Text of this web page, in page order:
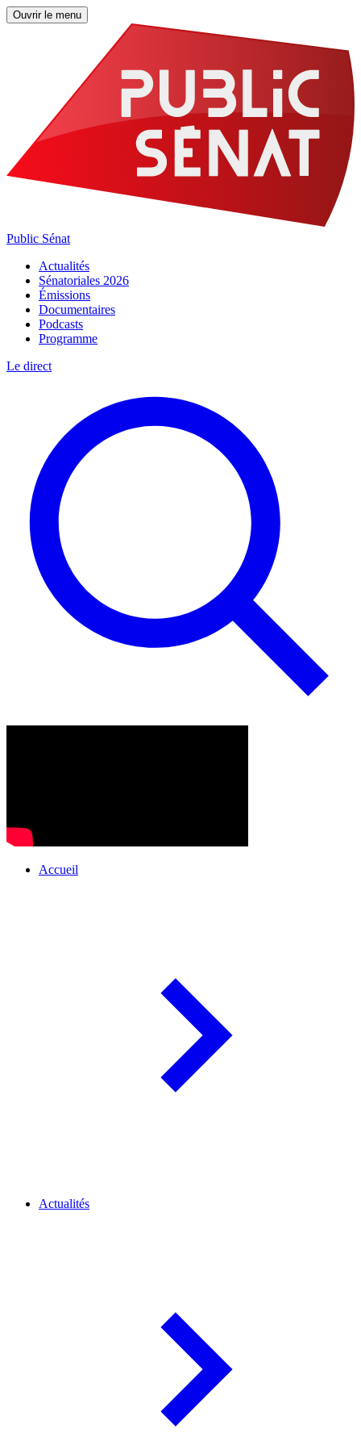
Ouvrir le menu
Public Sénat
Actualités
Sénatoriales 2026
Émissions
Documentaires
Podcasts
Programme
Le direct
Accueil
Actualités